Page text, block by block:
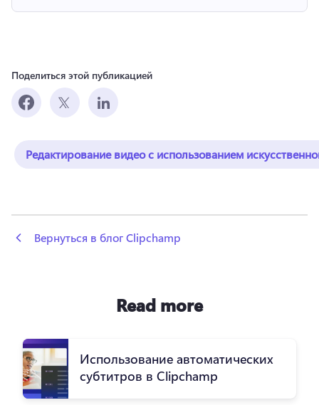
Поделиться этой публикацией
Редактирование видео с использованием
Вернуться в блог Clipchamp
Read more
Использование автоматических
субтитров в Clipchamp